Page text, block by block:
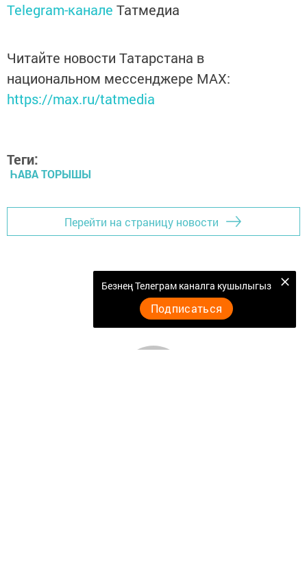
Telegram-канале Татмедиа
Читайте новости Татарстана в
национальном мессенджере MАХ:
https://max.ru/tatmedia
Теги:
ҺАВА ТОРЫШЫ
Перейти на страницу новости
Безнең Телеграм каналга кушылыгыз
Подписаться